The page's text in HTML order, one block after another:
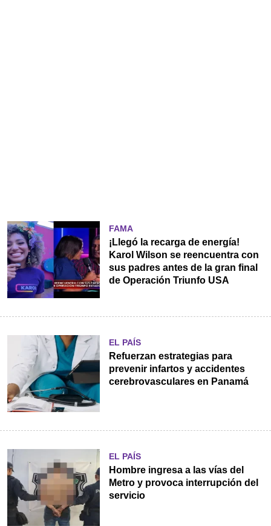
FAMA
¡Llegó la recarga de energía!
Karol Wilson se reencuentra con
sus padres antes de la gran final
de Operación Triunfo USA
EL PAÍS
Refuerzan estrategias para
prevenir infartos y accidentes
cerebrovasculares en Panamá
EL PAÍS
Hombre ingresa a las vías del
Metro y provoca interrupción del
servicio